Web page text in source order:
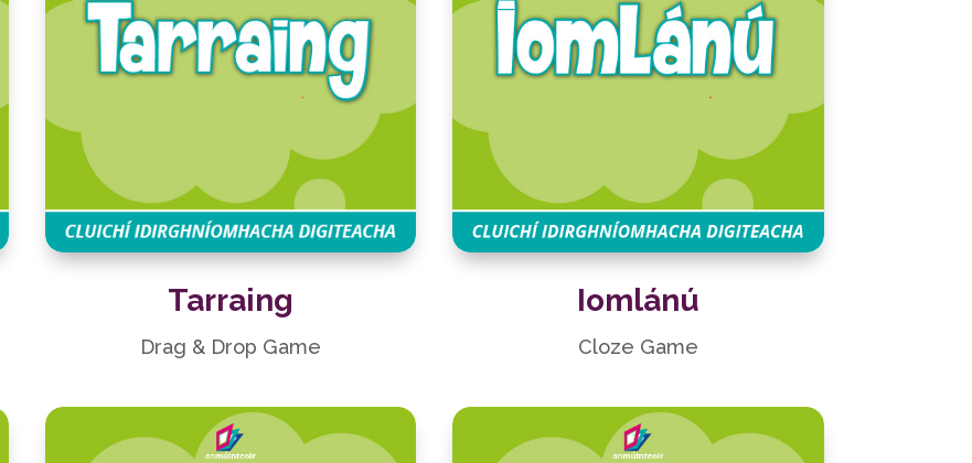
Tarraing
Drag & Drop Game
Iomlánú
Cloze Game